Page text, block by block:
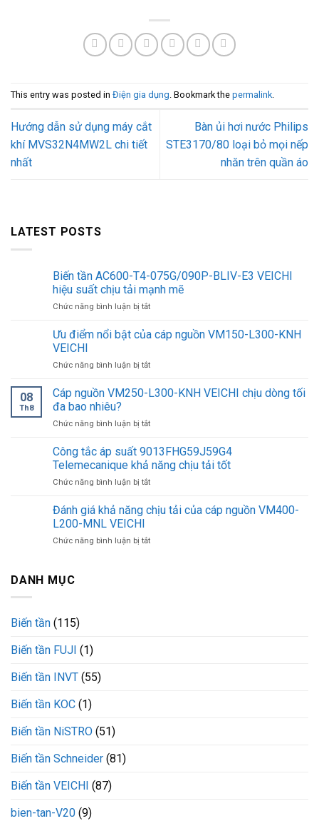
This entry was posted in Điện gia dụng. Bookmark the permalink.
Hướng dẫn sử dụng máy cắt
khí MVS32N4MW2L chi tiết
nhất
Bàn ủi hơi nước Philips
STE3170/80 loại bỏ mọi nếp
nhăn trên quần áo
LATEST POSTS
Biến tần AC600-T4-075G/090P-BLIV-E3 VEICHI
hiệu suất chịu tải mạnh mẽ
Chức năng bình luận bị tắtở
tần
AC600-
075G/090P-
E3
suất
tải
mạnh
Ưu điểm nổi bật của cáp nguồn VM150-L300-KNH
VEICHI
Chức năng bình luận bị tắtở
điểm
của
nguồn
VM150-
KNH
08
Th8
Cáp nguồn VM250-L300-KNH VEICHI chịu dòng tối
đa bao nhiêu?
Chức năng bình luận bị tắtở
nguồn
VM250-
L300-
KNH
chịu
đa
Công tắc áp suất 9013FHG59J59G4
Telemecanique khả năng chịu tải tốt
Chức năng bình luận bị tắtở
tắc
9013FHG59J59G4
Đánh giá khả năng chịu tải của cáp nguồn VM400-
L200-MNL VEICHI
Chức năng bình luận bị tắtở
DANH MỤC
Biến tần (115)
Biến tần FUJI (1)
Biến tần INVT (55)
Biến tần KOC (1)
Biến tần NiSTRO (51)
Biến tần Schneider (81)
Biến tần VEICHI (87)
bien-tan-V20 (9)